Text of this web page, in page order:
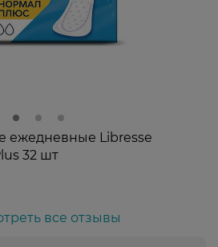
ежедневные Libresse
32 шт
все отзывы